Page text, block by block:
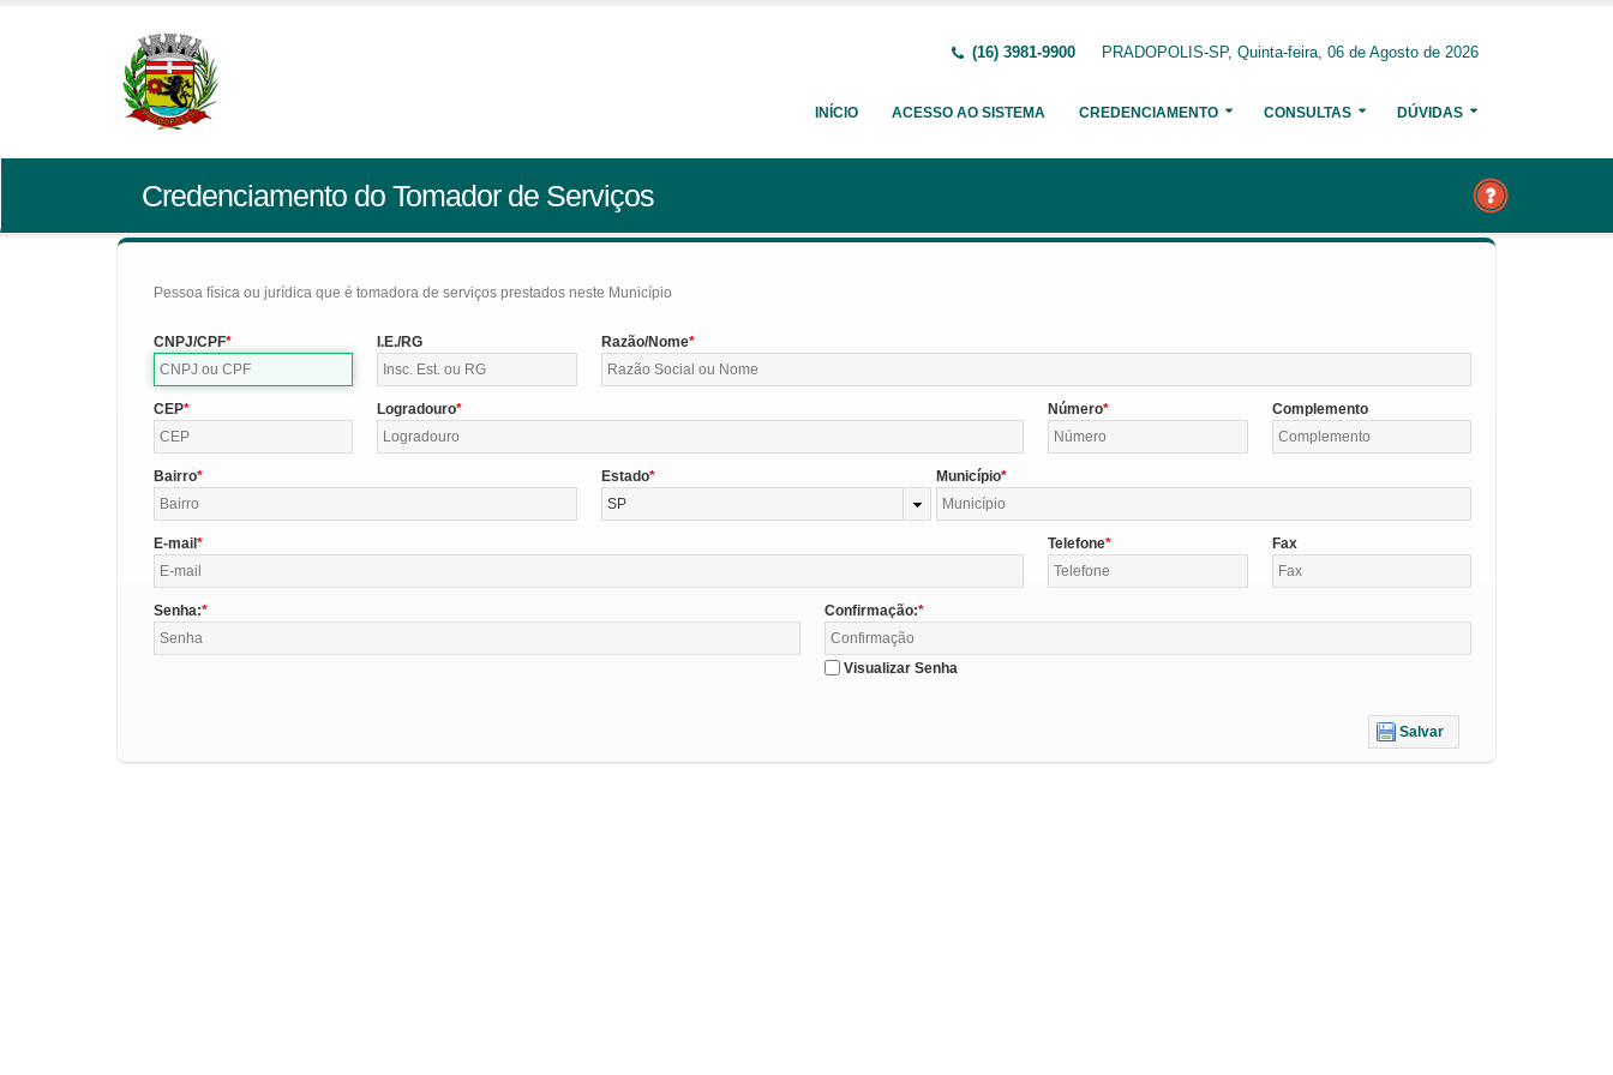
(16) 3981-9900 PRADOPOLIS-SP, Quinta-feira, 06 de Agosto de 2026
INÍCIO ACESSO AO SISTEMA CREDENCIAMENTO CONSULTAS DÚVIDAS
Credenciamento do Tomador de Serviços
Pessoa física ou jurídica que é tomadora de serviços prestados neste Município
CNPJ/CPF I.E./RG Razão/Nome
CEP Logradouro Número Complemento
Bairro
Estado
SP
Município
E-mail Telefone Fax
Senha: Confirmação:
Visualizar Senha
Salvar